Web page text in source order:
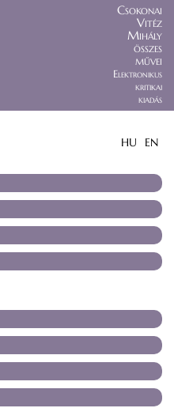
Csokonai
Vitéz
Mihály
összes
művei
Elektronikus
kritikai
kiadás
HU EN